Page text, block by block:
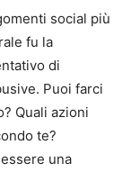
social più
fu la
di
Puoi farci
Quali azioni
te?
una